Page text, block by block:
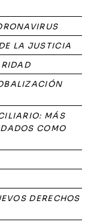
LA JUSTICIA
MÁS
COMO
DERECHOS